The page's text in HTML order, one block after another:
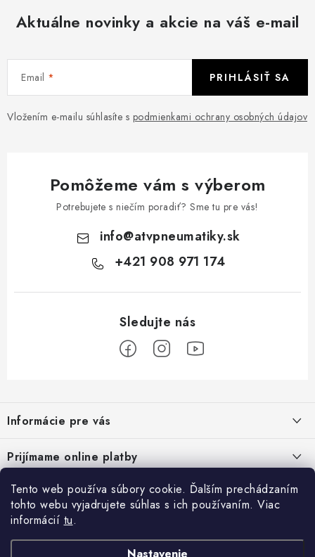
Tento web používa súbory cookie. Ďalším prechádzaním
tohto webu vyjadrujete súhlas s ich používaním. Viac
informácií tu.
Aktuálne novinky a akcie na váš e-mail
Email
Vložením e-mailu súhlasíte s podmienkami ochrany osobných údajov
PRIHLÁSIŤ SA
Pomôžeme vám s výberom
Potrebujete s niečím poradiť? Sme tu pre vás!
info@atvpneumatiky.sk
+421 908 971 174
p
ä
t
Informácie pre vás
Reklamačný poriadok - formulár
Kontakt
Prijímame online platby
Prihlásenie
E-mail
Facebook